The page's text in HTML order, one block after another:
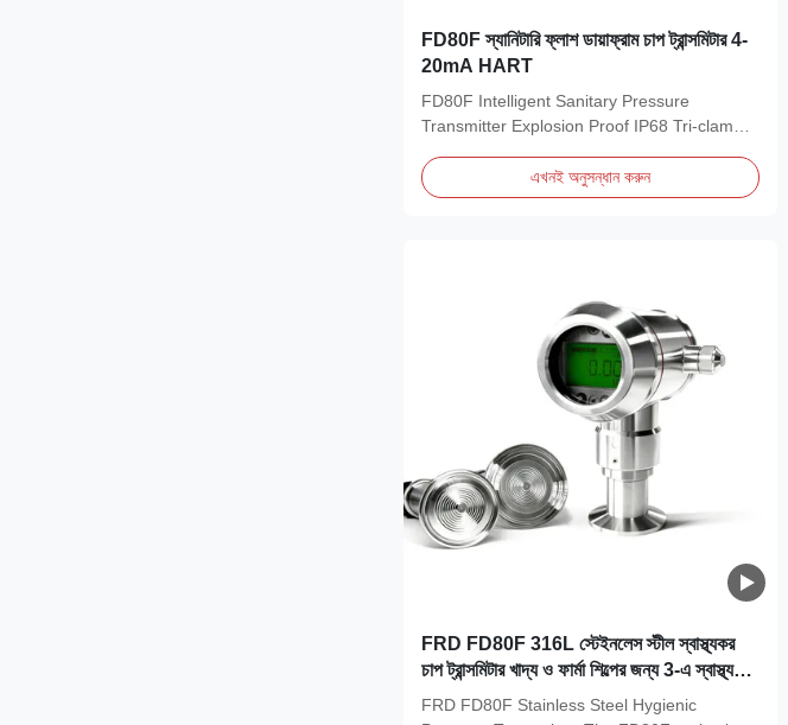
FD80F স্যানিটারি ফ্লাশ ডায়াফ্রাম চাপ ট্রান্সমিটার 4-
20mA HART
FD80F Intelligent Sanitary Pressure
Transmitter Explosion Proof IP68 Tri-clamp
এখনই অনুসন্ধান করুন
FRD FD80F 316L স্টেইনলেস স্টীল স্বাস্থ্যকর
চাপ ট্রান্সমিটার খাদ্য ও ফার্মা শিল্পের জন্য 3-এ স্বাস্থ্যকর
মান এবং উচ্চ নির্ভুলতার সাথে
FRD FD80F Stainless Steel Hygienic